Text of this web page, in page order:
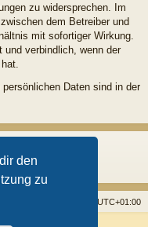
den
zu
zu widersprechen. Im
dem Betreiber und
mit sofortiger Wirkung.
und verbindlich, wenn der
Daten sind in der
UTC+01:00